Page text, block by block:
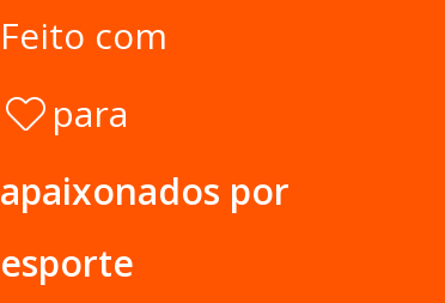
Feito com
para
apaixonados por
esporte